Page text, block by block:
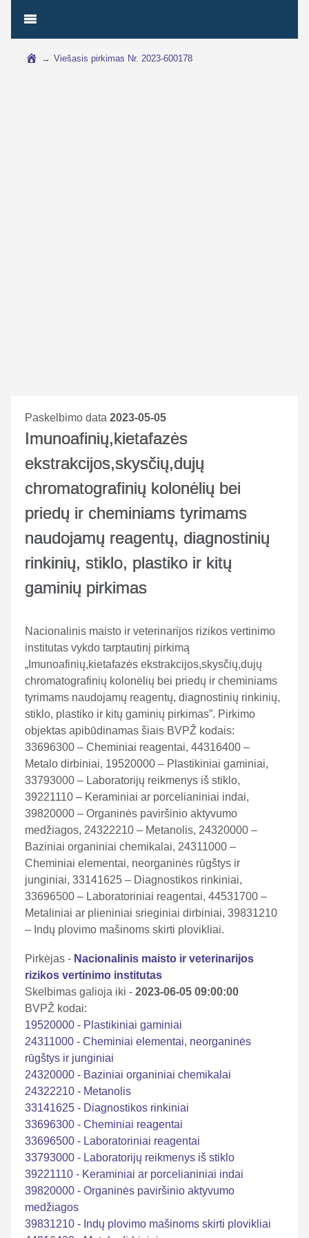
→ Viešasis pirkimas Nr. 2023-600178
Paskelbimo data 2023-05-05
Imunoafinių,kietafazės
ekstrakcijos,skysčių,dujų
chromatografinių kolonėlių bei
priedų ir cheminiams tyrimams
naudojamų reagentų, diagnostinių
rinkinių, stiklo, plastiko ir kitų
gaminių pirkimas
Nacionalinis maisto ir veterinarijos rizikos vertinimo
institutas vykdo tarptautinį pirkimą
„Imunoafinių,kietafazės ekstrakcijos,skysčių,dujų
chromatografinių kolonėlių bei priedų ir cheminiams
tyrimams naudojamų reagentų, diagnostinių rinkinių,
stiklo, plastiko ir kitų gaminių pirkimas”. Pirkimo
objektas apibūdinamas šiais BVPŽ kodais:
33696300 – Cheminiai reagentai, 44316400 –
Metalo dirbiniai, 19520000 – Plastikiniai gaminiai,
33793000 – Laboratorijų reikmenys iš stiklo,
39221110 – Keraminiai ar porcelianiniai indai,
39820000 – Organinės paviršinio aktyvumo
medžiagos, 24322210 – Metanolis, 24320000 –
Baziniai organiniai chemikalai, 24311000 –
Cheminiai elementai, neorganinės rūgštys ir
junginiai, 33141625 – Diagnostikos rinkiniai,
33696500 – Laboratoriniai reagentai, 44531700 –
Metaliniai ar plieniniai srieginiai dirbiniai, 39831210
– Indų plovimo mašinoms skirti plovikliai.
Pirkėjas - Nacionalinis maisto ir veterinarijos
rizikos vertinimo institutas
Skelbimas galioja iki - 2023-06-05 09:00:00
BVPŽ kodai:
19520000 - Plastikiniai gaminiai
24311000 - Cheminiai elementai, neorganinės
rūgštys ir junginiai
24320000 - Baziniai organiniai chemikalai
24322210 - Metanolis
33141625 - Diagnostikos rinkiniai
33696300 - Cheminiai reagentai
33696500 - Laboratoriniai reagentai
33793000 - Laboratorijų reikmenys iš stiklo
39221110 - Keraminiai ar porcelianiniai indai
39820000 - Organinės paviršinio aktyvumo
medžiagos
39831210 - Indų plovimo mašinoms skirti plovikliai